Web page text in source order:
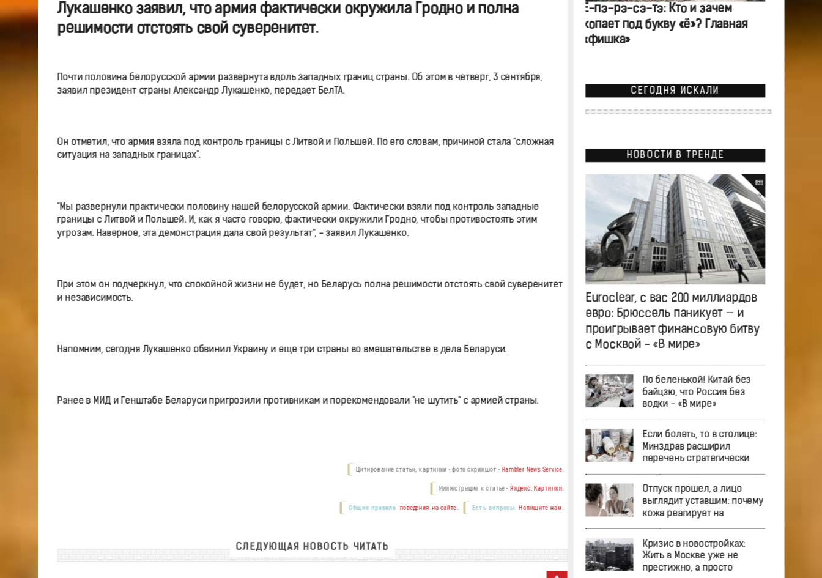
Лукашенко заявил, что армия фактически окружила Гродно и полна
решимости отстоять свой суверенитет.
Почти половина белорусской армии развернута вдоль западных границ страны. Об этом в четверг, 3 сентября,
заявил президент страны Александр Лукашенко, передает БелТА.
Он отметил, что армия взяла под контроль границы с Литвой и Польшей. По его словам, причиной стала "сложная
ситуация на западных границах".
"Мы развернули практически половину нашей белорусской армии. Фактически взяли под контроль западные
границы с Литвой и Польшей. И, как я часто говорю, фактически окружили Гродно, чтобы противостоять этим
угрозам. Наверное, эта демонстрация дала свой результат", - заявил Лукашенко.
При этом он подчеркнул, что спокойной жизни не будет, но Беларусь полна решимости отстоять свой суверенитет
и независимость.
Напомним, сегодня Лукашенко обвинил Украину и еще три страны во вмешательстве в дела Беларуси.
Ранее в МИД и Генштабе Беларуси пригрозили противникам и порекомендовали "не шутить" с армией страны.
Цитирование статьи, картинки - фото скриншот - Rambler News Service.
Иллюстрация к статье - Яндекс. Картинки.
Есть вопросы. Напишите нам.
Общие правила поведения на сайте.
СЛЕДУЮЩАЯ НОВОСТЬ ЧИТАТЬ
Ё-пэ-рэ-сэ-тэ: Кто и зачем
копает под букву «ё»? Главная
«фишка»
СЕГОДНЯ ИСКАЛИ
НОВОСТИ В ТРЕНДЕ
Euroclear, с вас 200 миллиардов
евро: Брюссель паникует — и
проигрывает финансовую битву
с Москвой - «В мире»
По беленькой! Китай без
байцзю, что Россия без
водки - «В мире»
Если болеть, то в столице:
Минздрав расширил
перечень стратегически
Отпуск прошел, а лицо
выглядит уставшим: почему
кожа реагирует на
Кризис в новостройках:
Жить в Москве уже не
престижно, а просто